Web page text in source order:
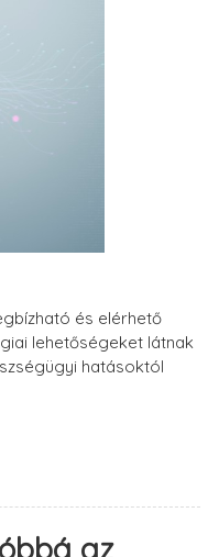
és elérhető
lehetőségeket látnak
hatásoktól
az